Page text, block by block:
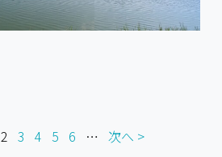
2 3 4 5 6 … 次へ >